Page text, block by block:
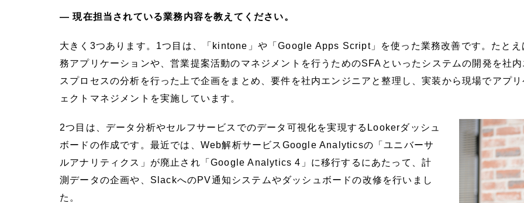
― 現在担当されている業務内容を教えてください。
大きく3つあります。1つ目は、「kintone」や「Google Apps Script」を使った業務改善です。たと
務アプリケーションや、営業提案活動のマネジメントを行うためのSFAといったシステムの開発を社
スプロセスの分析を行った上で企画をまとめ、要件を社内エンジニアと整理し、実装から現場でアプ
ェクトマネジメントを実施しています。
2つ目は、データ分析やセルフサービスでのデータ可視化を実現するLookerダッシュ
ボードの作成です。最近では、Web解析サービスGoogle Analyticsの「ユニバーサ
ルアナリティクス」が廃止され「Google Analytics 4」に移行するにあたって、計
測データの企画や、SlackへのPV通知システムやダッシュボードの改修を行いまし
た。